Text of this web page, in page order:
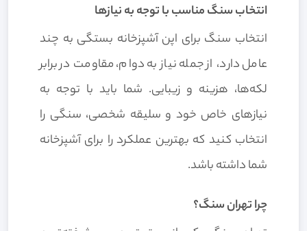
انتخاب سنگ مناسب با توجه به نیازها
انتخاب سنگ برای اپن آشپزخانه بستگی به چند
عامل دارد، از جمله نیاز به دوام، مقاومت در برابر
لکه‌ها، هزینه و زیبایی. شما باید با توجه به
نیازهای خاص خود و سلیقه شخصی، سنگی را
انتخاب کنید که بهترین عملکرد را برای آشپزخانه
شما داشته باشد.
چرا تهران سنگ؟